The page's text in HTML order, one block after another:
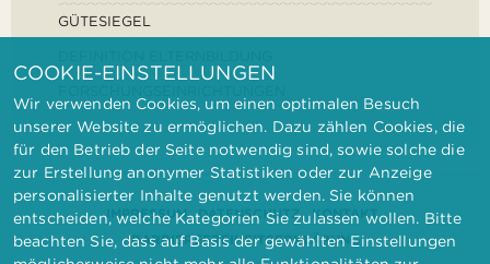
GÜTESIEGEL
IMPRESSUM DATENSCHUTZ
KONTAKT
BARRIEREFREIHEITSERKLÄRUNG
COOKIE-EINSTELLUNGEN
Wir verwenden Cookies, um einen optimalen Besuch
unserer Website zu ermöglichen. Dazu zählen Cookies, die
für den Betrieb der Seite notwendig sind, sowie solche die
zur Erstellung anonymer Statistiken oder zur Anzeige
personalisierter Inhalte genutzt werden. Sie können
entscheiden, welche Kategorien Sie zulassen wollen. Bitte
beachten Sie, dass auf Basis der gewählten Einstellungen